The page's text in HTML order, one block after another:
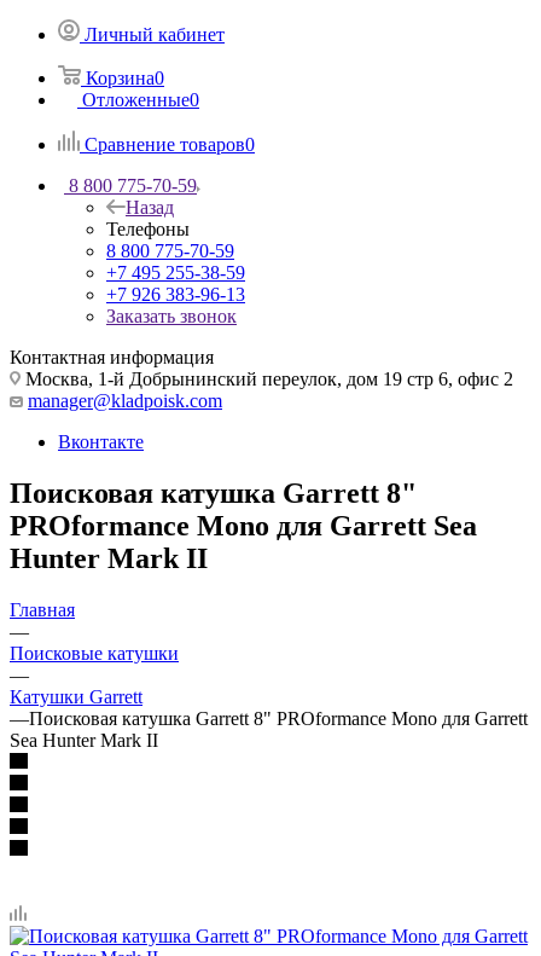
Личный кабинет
Корзина0
Отложенные0
Сравнение товаров0
8 800 775-70-59
Назад
Телефоны
8 800 775-70-59
+7 495 255-38-59
+7 926 383-96-13
Заказать звонок
Контактная информация
Москва, 1-й Добрынинский переулок, дом 19 стр 6, офис 2
manager@kladpoisk.com
Вконтакте
Поисковая катушка Garrett 8"
PROformance Mono для Garrett Sea
Hunter Mark II
Главная
—
Поисковые катушки
—
Катушки Garrett
—Поисковая катушка Garrett 8" PROformance Mono для Garrett
Sea Hunter Mark II